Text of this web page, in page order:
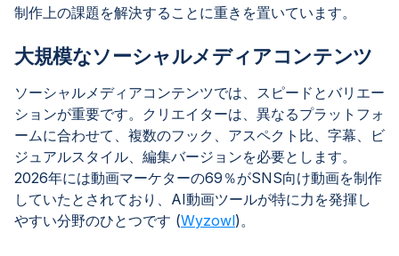
制作上の課題を解決することに重きを置いています。
大規模なソーシャルメディアコンテンツ
ソーシャルメディアコンテンツでは、スピードとバリエー
ションが重要です。クリエイターは、異なるプラットフォ
ームに合わせて、複数のフック、アスペクト比、字幕、ビ
ジュアルスタイル、編集バージョンを必要とします。
2026年には動画マーケターの69％がSNS向け動画を制作
していたとされており、AI動画ツールが特に力を発揮し
やすい分野のひとつです (Wyzowl)。